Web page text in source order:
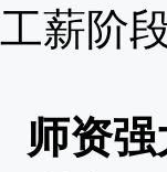
工薪阶
师资